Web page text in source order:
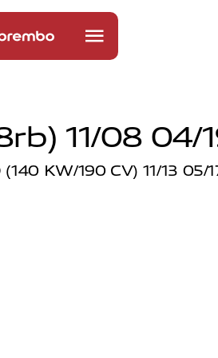
11/08 04/
KW/190 CV) 11/13 05/